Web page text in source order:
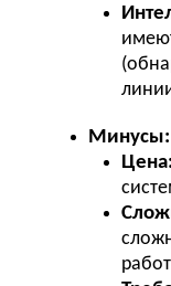
Минусы:
Цена: